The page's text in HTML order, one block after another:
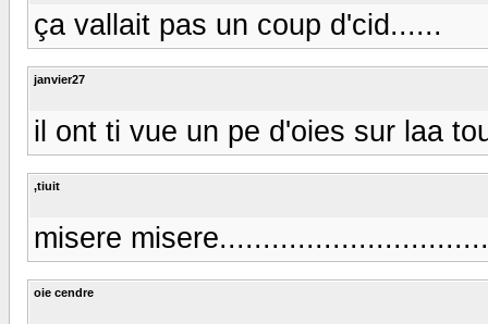
ça vallait pas un coup d'cid......
janvier27
il ont ti vue un pe d'oies sur laa
,tiuit
misere
oie cendre